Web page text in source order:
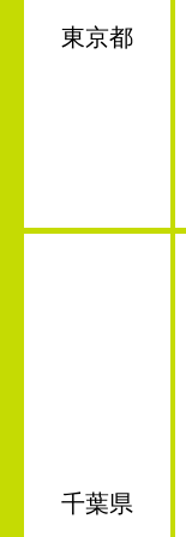
東京都
千葉県